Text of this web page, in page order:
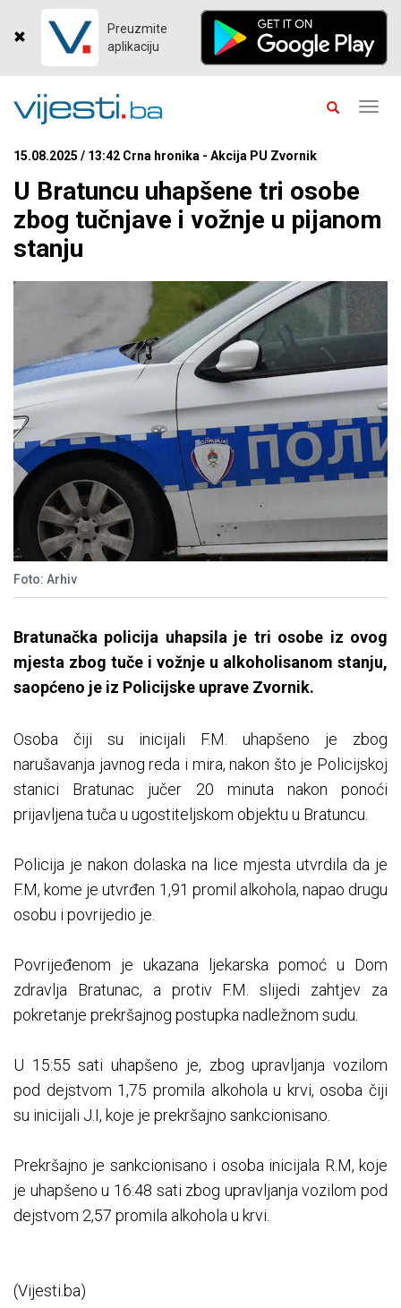
Preuzmite
aplikaciju
15.08.2025 / 13:42 Crna hronika - Akcija PU Zvornik
U Bratuncu uhapšene tri osobe
zbog tučnjave i vožnje u pijanom
stanju
Foto: Arhiv
Bratunačka policija uhapsila je tri osobe iz ovog
mjesta zbog tuče i vožnje u alkoholisanom stanju,
saopćeno je iz Policijske uprave Zvornik.
Osoba čiji su inicijali F.M. uhapšeno je zbog
narušavanja javnog reda i mira, nakon što je Policijskoj
stanici Bratunac jučer 20 minuta nakon ponoći
prijavljena tuča u ugostiteljskom objektu u Bratuncu.
Policija je nakon dolaska na lice mjesta utvrdila da je
F.M, kome je utvrđen 1,91 promil alkohola, napao drugu
osobu i povrijedio je.
Povrijeđenom je ukazana ljekarska pomoć u Dom
zdravlja Bratunac, a protiv F.M. slijedi zahtjev za
pokretanje prekršajnog postupka nadležnom sudu.
U 15:55 sati uhapšeno je, zbog upravljanja vozilom
pod dejstvom 1,75 promila alkohola u krvi, osoba čiji
su inicijali J.I, koje je prekršajno sankcionisano.
Prekršajno je sankcionisano i osoba inicijala R.M, koje
je uhapšeno u 16:48 sati zbog upravljanja vozilom pod
dejstvom 2,57 promila alkohola u krvi.
(Vijesti.ba)